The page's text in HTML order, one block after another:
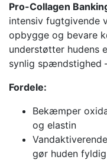
Pro-Collagen
intensiv fugtgivende
opbygge og bevare
understøtter hudens
synlig spændstighed
Fordele:
Bekæmper
og elastin
gør huden fyldig